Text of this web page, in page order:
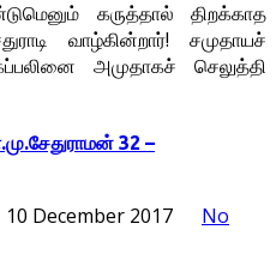
கருத்தால் திறக்காத
வாழ்கின்றார்! சமுதாயச்
அமுதாகச் செலுத்தி
32 –
10 December 2017
No